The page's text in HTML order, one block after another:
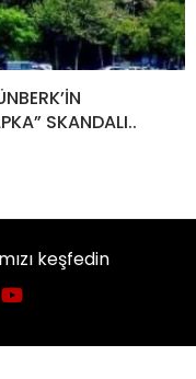
SKANDALI..
keşfedin